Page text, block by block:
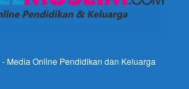
- Media Online Pendidikan dan Keluarga